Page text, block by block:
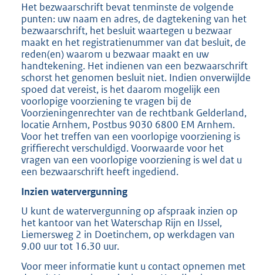
Het bezwaarschrift bevat tenminste de volgende
punten: uw naam en adres, de dagtekening van het
bezwaarschrift, het besluit waartegen u bezwaar
maakt en het registratienummer van dat besluit, de
reden(en) waarom u bezwaar maakt en uw
handtekening. Het indienen van een bezwaarschrift
schorst het genomen besluit niet. Indien onverwijlde
spoed dat vereist, is het daarom mogelijk een
voorlopige voorziening te vragen bij de
Voorzieningenrechter van de rechtbank Gelderland,
locatie Arnhem, Postbus 9030 6800 EM Arnhem.
Voor het treffen van een voorlopige voorziening is
griffierecht verschuldigd. Voorwaarde voor het
vragen van een voorlopige voorziening is wel dat u
een bezwaarschrift heeft ingediend.
Inzien watervergunning
U kunt de watervergunning op afspraak inzien op
het kantoor van het Waterschap Rijn en IJssel,
Liemersweg 2 in Doetinchem, op werkdagen van
9.00 uur tot 16.30 uur.
Voor meer informatie kunt u contact opnemen met